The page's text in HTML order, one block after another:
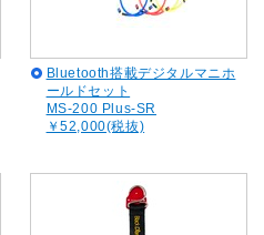
Bluetooth搭載デジタルマニホ
ールドセット
MS-200 Plus-SR
￥52,000(税抜)